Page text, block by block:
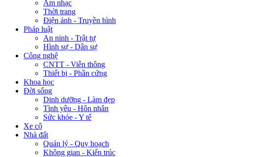
Âm nhạc
Thời trang
Điện ảnh - Truyền hình
Pháp luật
An ninh - Trật tự
Hình sự - Dân sự
Công nghệ
CNTT - Viễn thông
Thiết bị - Phần cứng
Khoa học
Đời sống
Dinh dưỡng - Làm đẹp
Tình yêu - Hôn nhân
Sức khỏe - Y tế
Xe cộ
Nhà đất
Quản lý - Quy hoạch
Không gian - Kiến trúc